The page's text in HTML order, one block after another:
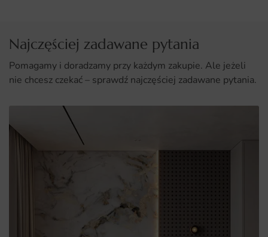
Najczęściej zadawane pytania
Pomagamy i doradzamy przy każdym zakupie. Ale jeżeli
nie chcesz czekać – sprawdź najczęściej zadawane pytania.